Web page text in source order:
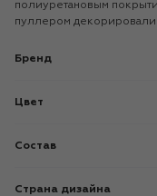
полиуретановым
пуллером
Бренд
Цвет
Состав
Страна дизайна